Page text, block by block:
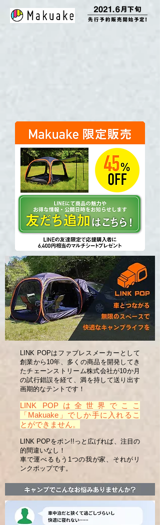
LINK POPはファブレスメーカーとして
創業から10年、多くの商品を開発してき
たチェーンストリーム株式会社が10か月
の試行錯誤を経て、満を持して送り出す
画期的なテントです！
LINK POPは全世界でここ
「Makuake」でしか手に入れるこ
とができません。
LINK POPをポン!!っと広げれば、注目の
的間違いなし！
車で運べるもう1つの我が家、それがリ
ンクポップです。